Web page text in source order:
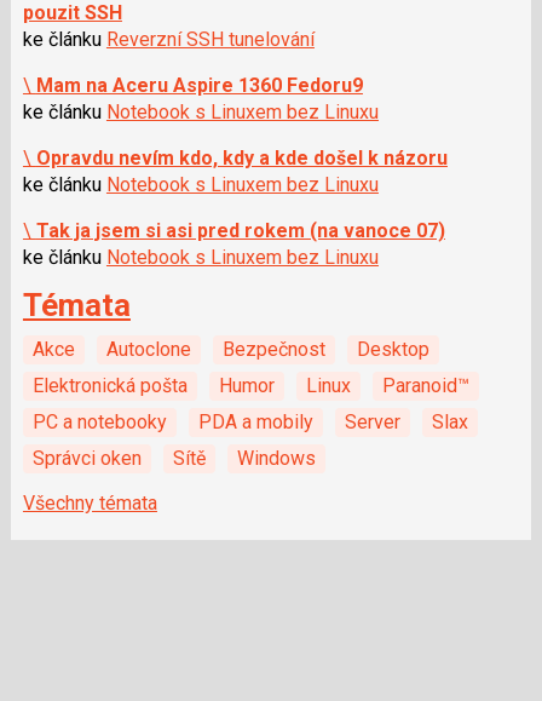
pouzit SSH
ke článku Reverzní SSH tunelování
\ Mam na Aceru Aspire 1360 Fedoru9
ke článku Notebook s Linuxem bez Linuxu
\ Opravdu nevím kdo, kdy a kde došel k názoru
ke článku Notebook s Linuxem bez Linuxu
\ Tak ja jsem si asi pred rokem (na vanoce 07)
ke článku Notebook s Linuxem bez Linuxu
Témata
Akce Autoclone Bezpečnost
Desktop
Elektronická pošta
Humor Linux
Paranoid™
PC a notebooky
PDA a mobily Server
Slax
Správci oken
Sítě
Windows
Všechny témata